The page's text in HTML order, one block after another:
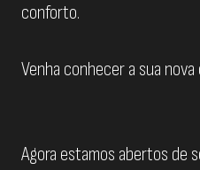
conforto.
Venha conhecer a sua nova
Agora estamos abertos de